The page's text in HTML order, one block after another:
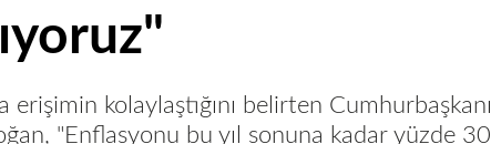
erişimin kolaylaştığını belirten
"Enflasyonu bu yıl sonuna kadar yüzde